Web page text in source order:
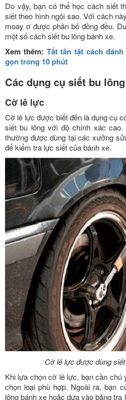
Do vậy, bạn có thể học cách siết
siết theo hình ngôi sao. Với cách
moay ơ được phân bố đồng đều.
một số cách siết bu lông bánh xe.
Xem thêm: Tất tần tật cách
gọn trong 10 phút
Các dụng cụ siết bu
Cờ lê lực
Cờ lê lực được biết đến là dụng cụ
siết bu lông với độ chính xác
thường được dùng tại các xưởng
để kiểm tra lực siết của bánh xe.
Cờ lê lực được dùng
Khi lựa chọn cờ lê lực, bạn cần
chọn loại phù hợp. Ngoài ra, bạn
lông bánh xe hoặc dựa vào bảng